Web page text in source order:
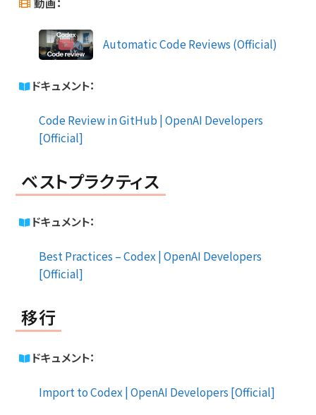
Automatic Code Reviews (Official)
ドキュメント：
Code Review in GitHub | OpenAI Developers
[Official]
ベストプラクティス
ドキュメント：
Best Practices – Codex | OpenAI Developers
[Official]
移行
ドキュメント：
Import to Codex | OpenAI Developers [Official]